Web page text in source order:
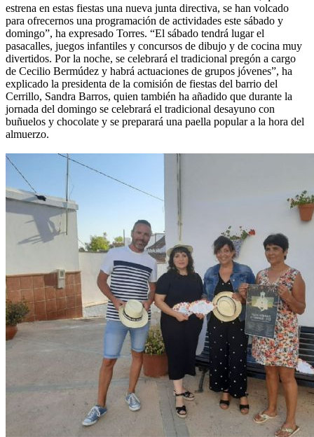
estrena en estas fiestas una nueva junta directiva, se han volcado
para ofrecernos una programación de actividades este sábado y
domingo”, ha expresado Torres. “El sábado tendrá lugar el
pasacalles, juegos infantiles y concursos de dibujo y de cocina muy
divertidos. Por la noche, se celebrará el tradicional pregón a cargo
de Cecilio Bermúdez y habrá actuaciones de grupos jóvenes”, ha
explicado la presidenta de la comisión de fiestas del barrio del
Cerrillo, Sandra Barros, quien también ha añadido que durante la
jornada del domingo se celebrará el tradicional desayuno con
buñuelos y chocolate y se preparará una paella popular a la hora del
almuerzo.